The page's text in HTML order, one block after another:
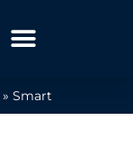
» Smart